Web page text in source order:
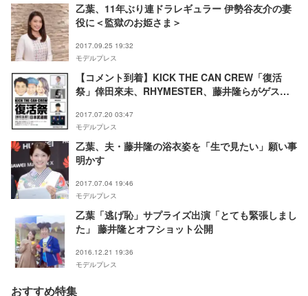
乙葉、11年ぶり連ドラレギュラー 伊勢谷友介の妻
役に＜監獄のお姫さま＞
2017.09.25 19:32
モデルプレス
【コメント到着】KICK THE CAN CREW「復活
祭」倖田來未、RHYMESTER、藤井隆らがゲスト
2017.07.20 03:47
モデルプレス
乙葉、夫・藤井隆の浴衣姿を「生で見たい」願い事
明かす
2017.07.04 19:46
モデルプレス
乙葉「逃げ恥」サプライズ出演「とても緊張しまし
た」 藤井隆とオフショット公開
2016.12.21 19:36
モデルプレス
おすすめ特集